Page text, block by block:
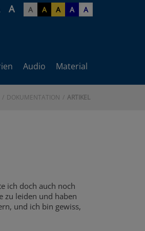
A A A A A A
Audio Material
DOKUMENTATION ARTIKEL
ich doch auch noch
zu leiden und haben
und ich bin gewiss,